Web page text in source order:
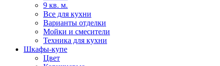
9 кв. м.
Все для кухни
Варианты отделки
Мойки и смесители
Техника для кухни
Шкафы-купе
Цвет